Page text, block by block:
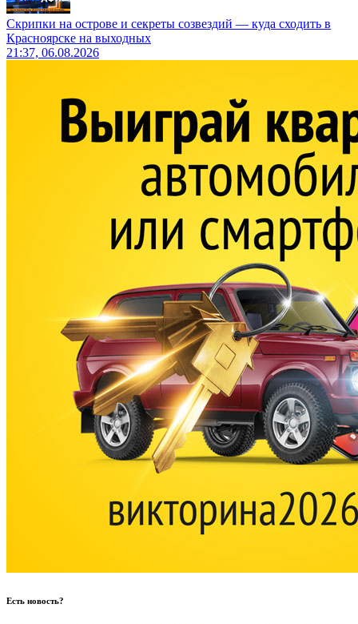
Скрипки на острове и секреты созвездий — куда сходить в
Красноярске на выходных
21:37, 06.08.2026
Есть новость?